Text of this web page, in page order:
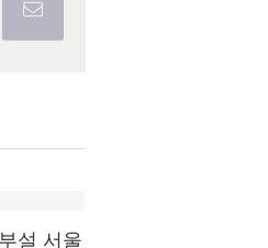
2026 이여인터 후원의 밤